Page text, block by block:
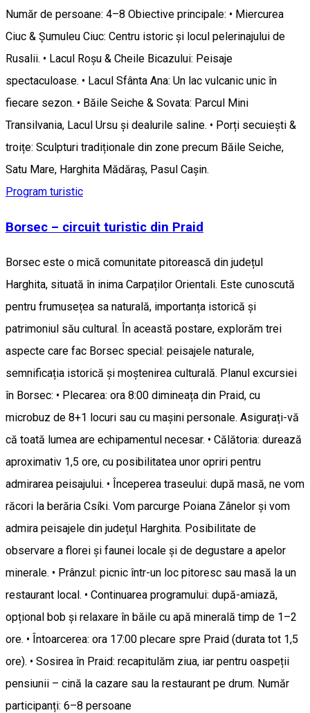
Număr de persoane: 4–8 Obiective principale: • Miercurea
Ciuc & Șumuleu Ciuc: Centru istoric și locul pelerinajului de
Rusalii. • Lacul Roșu & Cheile Bicazului: Peisaje
spectaculoase. • Lacul Sfânta Ana: Un lac vulcanic unic în
fiecare sezon. • Băile Seiche & Sovata: Parcul Mini
Transilvania, Lacul Ursu și dealurile saline. • Porți secuiești &
troițe: Sculpturi tradiționale din zone precum Băile Seiche,
Satu Mare, Harghita Mădăraș, Pasul Caşin.
Program turistic
Borsec – circuit turistic din Praid
Borsec este o mică comunitate pitorească din județul
Harghita, situată în inima Carpaților Orientali. Este cunoscută
pentru frumusețea sa naturală, importanța istorică și
patrimoniul său cultural. În această postare, explorăm trei
aspecte care fac Borsec special: peisajele naturale,
semnificația istorică și moștenirea culturală. Planul excursiei
în Borsec: • Plecarea: ora 8:00 dimineața din Praid, cu
microbuz de 8+1 locuri sau cu mașini personale. Asigurați-vă
că toată lumea are echipamentul necesar. • Călătoria: durează
aproximativ 1,5 ore, cu posibilitatea unor opriri pentru
admirarea peisajului. • Începerea traseului: după masă, ne vom
răcori la berăria Csíki. Vom parcurge Poiana Zânelor și vom
admira peisajele din județul Harghita. Posibilitate de
observare a florei și faunei locale și de degustare a apelor
minerale. • Prânzul: picnic într-un loc pitoresc sau masă la un
restaurant local. • Continuarea programului: după-amiază,
opțional bob și relaxare în băile cu apă minerală timp de 1–2
ore. • Întoarcerea: ora 17:00 plecare spre Praid (durata tot 1,5
ore). • Sosirea în Praid: recapitulăm ziua, iar pentru oaspeții
pensiunii – cină la cazare sau la restaurant pe drum. Număr
participanți: 6–8 persoane